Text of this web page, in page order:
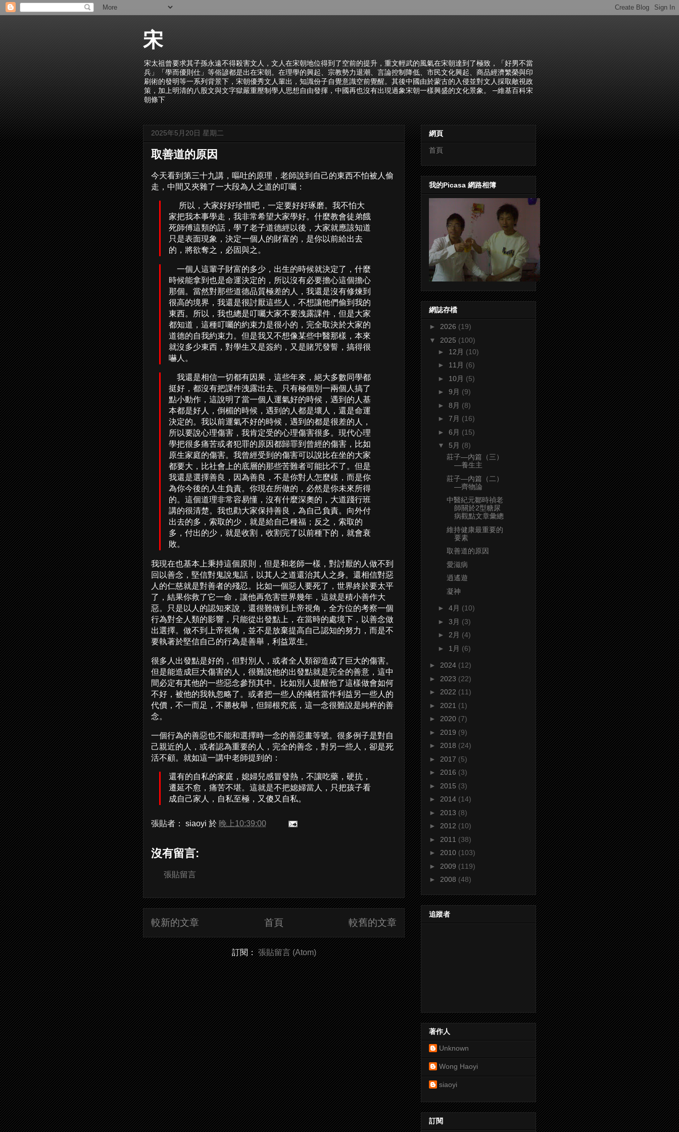
宋
宋太祖曾要求其子孫永遠不得殺害文人，文人在宋朝地位得到了空前的提升，重文輕武的風氣在宋朝達到了極致，「好男不當
兵」「學而優則仕」等俗諺都是出在宋朝。在理學的興起、宗教勢力退潮、言論控制降低、市民文化興起、商品經濟繁榮與印
刷術的發明等一系列背景下，宋朝優秀文人輩出，知識份子自覺意識空前覺醒。其後中國由於蒙古的入侵並對文人採取敵視政
策，加上明清的八股文與文字獄嚴重壓制學人思想自由發揮，中國再也沒有出現過象宋朝一樣興盛的文化景象。 ─維基百科宋
朝條下
2025年5月20日 星期二
取善道的原因
今天看到第三十九講，嘔吐的原理，老師說到自己的東西不怕被人偷
走，中間又夾雜了一大段為人之道的叮囑：
所以，大家好好珍惜吧，一定要好好琢磨。我不怕大
家把我本事學走，我非常希望大家學好。什麼教會徒弟餓
死師傅這類的話，學了老子道德經以後，大家就應該知道
只是表面現象，決定一個人的財富的，是你以前給出去
的，將欲奪之，必固與之。
一個人這輩子財富的多少，出生的時候就決定了，什麼
時候能拿到也是命運決定的，所以沒有必要擔心這個擔心
那個。當然對那些道德品質極差的人，我還是沒有修煉到
很高的境界，我還是很討厭這些人，不想讓他們偷到我的
東西。所以，我也總是叮囑大家不要洩露課件，但是大家
都知道，這種叮囑的約束力是很小的，完全取決於大家的
道德的自我約束力。但是我又不想像某些中醫那樣，本來
就沒多少東西，對學生又是簽約，又是賭咒發誓，搞得很
嚇人。
我還是相信一切都有因果，這些年來，絕大多數同學都
挺好，都沒有把課件洩露出去。只有極個別一兩個人搞了
點小動作，這說明了當一個人運氣好的時候，遇到的人基
本都是好人，倒楣的時候，遇到的人都是壞人，還是命運
決定的。我以前運氣不好的時候，遇到的都是很差的人，
所以要說心理傷害，我肯定受的心理傷害很多。現代心理
學把很多痛苦或者犯罪的原因都歸罪到曾經的傷害，比如
原生家庭的傷害。我曾經受到的傷害可以說比在坐的大家
都要大，比社會上的底層的那些苦難者可能比不了。但是
我還是選擇善良，因為善良，不是你對人怎麼樣，而是你
為你今後的人生負責。你現在所做的，必然是你未來所得
的。這個道理非常容易懂，沒有什麼深奧的，大道踐行班
講的很清楚。我也勸大家保持善良，為自己負責。向外付
出去的多，索取的少，就是給自己種福；反之，索取的
多，付出的少，就是收割，收割完了以前種下的，就會衰
敗。
我現在也基本上秉持這個原則，但是和老師一樣，對討厭的人做不到
回以善念，堅信對鬼說鬼話，以其人之道還治其人之身。還相信對惡
人的仁慈就是對善者的殘忍。比如一個惡人要死了，世界終於要太平
了，結果你救了它一命，讓他再危害世界幾年，這就是積小善作大
惡。只是以人的認知來說，還很難做到上帝視角，全方位的考察一個
行為對全人類的影響，只能從出發點上，在當時的處境下，以善念做
出選擇。做不到上帝視角，並不是放棄提高自己認知的努力，而是不
要執著於堅信自己的行為是善舉，利益眾生。
很多人出發點是好的，但對別人，或者全人類卻造成了巨大的傷害。
但是能造成巨大傷害的人，很難說他的出發點就是完全的善意，這中
間必定有其他的一些惡念參預其中。比如別人提醒他了這樣做會如何
不好，被他的我執忽略了。或者把一些人的犧牲當作利益另一些人的
代價，不一而足，不勝枚舉，但歸根究底，這一念很難說是純粹的善
念。
一個行為的善惡也不能和選擇時一念的善惡畫等號。很多例子是對自
己親近的人，或者認為重要的人，完全的善念，對另一些人，卻是死
活不顧。就如這一講中老師提到的：
還有的自私的家庭，媳婦兒感冒發熱，不讓吃藥，硬抗，
遷延不愈，痛苦不堪。這就是不把媳婦當人，只把孩子看
成自己家人，自私至極，又傻又自私。
張貼者： siaoyi 於 晚上10:39:00
沒有留言:
張貼留言
較新的文章 較舊的文章
首頁
訂閱：張貼留言 (Atom)
網頁
首頁
我的Picasa 網路相簿
網誌存檔
► 2026 (19)
▼ 2025 (100)
► 12月 (10)
► 11月 (6)
► 10月 (5)
► 9月 (9)
► 8月 (8)
► 7月 (16)
► 6月 (15)
▼ 5月 (8)
莊子—內篇（三）
—養生主
莊子—內篇（二）
—齊物論
中醫紀元鄒時禎老
師關於2型糖尿
病觀點文章彙總
維持健康最重要的
要素
取善道的原因
愛滋病
逍遙遊
凝神
► 4月 (10)
► 3月 (3)
► 2月 (4)
► 1月 (6)
► 2024 (12)
► 2023 (22)
► 2022 (11)
► 2021 (1)
► 2020 (7)
► 2019 (9)
► 2018 (24)
► 2017 (5)
► 2016 (3)
► 2015 (3)
► 2014 (14)
► 2013 (8)
► 2012 (10)
► 2011 (38)
► 2010 (103)
► 2009 (119)
► 2008 (48)
追蹤者
著作人
Unknown
Wong Haoyi
siaoyi
訂閱